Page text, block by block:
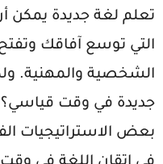
تعلم لغة جديدة يمكن
التي توسع آفاقك
الشخصية والمهنية.
جديدة في وقت قياسي؟
بعض الاستراتيجيات